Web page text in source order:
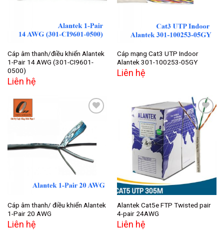
Cáp âm thanh/điều khiển Alantek
1-Pair 14 AWG (301-CI9601-
0500)
Liên hệ
Cáp mạng Cat3 UTP Indoor
Alantek 301-100253-05GY
Liên hệ
wishlist
Cáp âm thanh/ điều khiển Alantek
1-Pair 20 AWG
Liên hệ
Add to
wishlist
Alantek Cat5e FTP Twisted pair
4-pair 24AWG
Liên hệ